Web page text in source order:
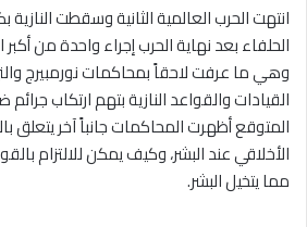
انتهت الحرب العالمية الثانية وسقطت
الحلفاء بعد نهاية الحرب إجراء واحدة من
وهي ما عرفت لاحقاً بمحاكمات نورمبيرج
القيادات والقواعد النازية بتهم ارتكاب
المتوقع أظهرت المحاكمات جانباً آخر يتعلق
الأخلاقي عند البشر، وكيف يمكن للالتزام
مما يتخيل البشر.